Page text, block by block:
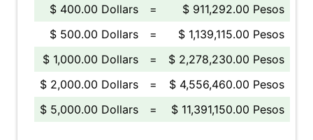
$ 400.00 Dollars
=
$ 911,292.00 Pesos
$ 500.00 Dollars
=
$ 1,139,115.00 Pesos
$ 1,000.00 Dollars
=
$ 2,278,230.00 Pesos
$ 2,000.00 Dollars
=
$ 4,556,460.00 Pesos
$ 5,000.00 Dollars
= $ 11,391,150.00 Pesos